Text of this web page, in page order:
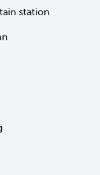
station